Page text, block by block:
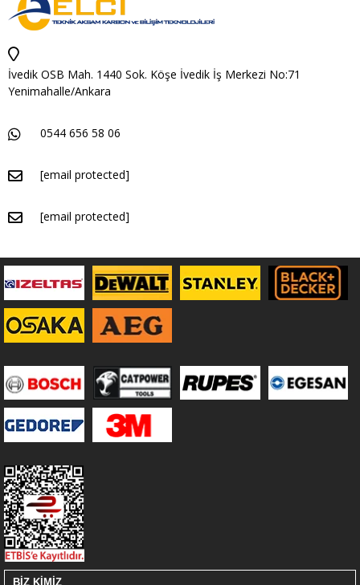
İvedik OSB Mah. 1440 Sok. Köşe İvedik İş Merkezi No:71
Yenimahalle/Ankara
0544 656 58 06
[email protected]
[email protected]
BİZ KİMİZ